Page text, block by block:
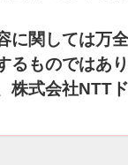
に関しては万
るものではあ
株式会社NTT